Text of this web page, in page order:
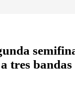
tres